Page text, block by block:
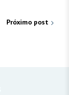
Próximo post